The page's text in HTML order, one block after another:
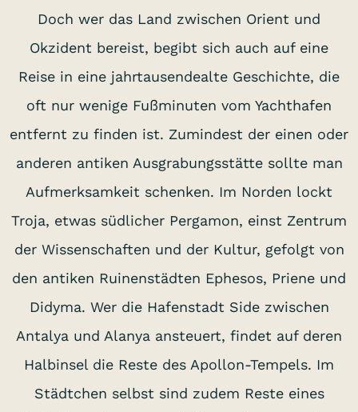
Doch wer das Land zwischen Orient und
Okzident bereist, begibt sich auch auf eine
Reise in eine jahrtausendealte Geschichte, die
oft nur wenige Fußminuten vom Yachthafen
entfernt zu finden ist. Zumindest der einen oder
anderen antiken Ausgrabungsstätte sollte man
Aufmerksamkeit schenken. Im Norden lockt
Troja, etwas südlicher Pergamon, einst Zentrum
der Wissenschaften und der Kultur, gefolgt von
den antiken Ruinenstädten Ephesos, Priene und
Didyma. Wer die Hafenstadt Side zwischen
Antalya und Alanya ansteuert, findet auf deren
Halbinsel die Reste des Apollon-Tempels. Im
Städtchen selbst sind zudem Reste eines